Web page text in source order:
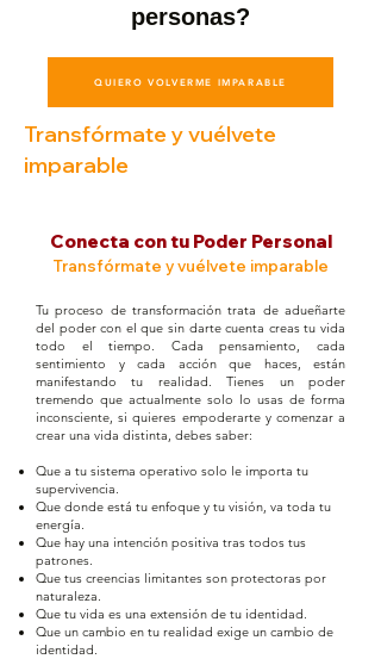
personas?
QUIERO VOLVERME IMPARABLE
Transfórmate y vuélvete
imparable
Conecta con tu Poder Personal
Transfórmate y vuélvete imparable
Tu proceso de transformación trata de adueñarte
del poder con el que sin darte cuenta creas tu vida
todo el tiempo. Cada pensamiento, cada
sentimiento y cada acción que haces, están
manifestando tu realidad. Tienes un poder
tremendo que actualmente solo lo usas de forma
inconsciente, si quieres empoderarte y comenzar a
crear una vida distinta, debes saber:
Que a tu sistema operativo solo le importa tu
supervivencia.
Que donde está tu enfoque y tu visión, va toda tu
energía.
Que hay una intención positiva tras todos tus
patrones.
Que tus creencias limitantes son protectoras por
naturaleza.
Que tu vida es una extensión de tu identidad.
Que un cambio en tu realidad exige un cambio de
identidad.